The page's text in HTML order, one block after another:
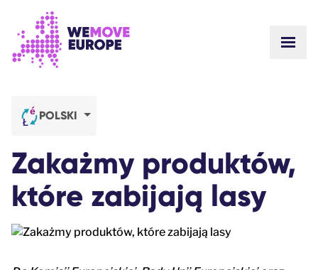
SKĄD MAMY FUNDUSZE
KONTAKT
Dołącz do ruchu
DORZUĆ SIĘ
POLSKI
Zakażmy produktów,
które zabijają lasy